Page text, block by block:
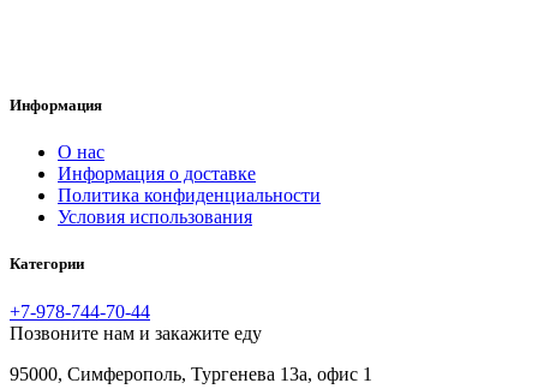
Информация
O нас
Информация о доставке
Политика конфиденциальности
Условия использования
Категории
+7-978-744-70-44
Позвоните нам и закажите еду
95000, Симферополь, Тургенева 13а, офис 1